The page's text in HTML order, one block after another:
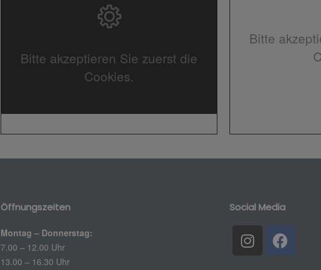
Bitte akzeptieren Sie zuerst die
Cookies.
Bitte
Öffnungszeiten
Montag – Donnerstag:
7.00 – 12.00 Uhr
13.00 – 16.30 Uhr
Social Media